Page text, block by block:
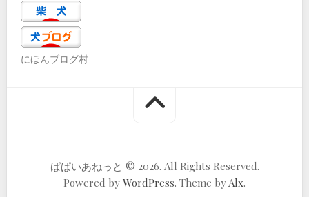
にほんブログ村
ぱぱいあねっと © 2026. All Rights Reserved.
Powered by WordPress. Theme byAlx.